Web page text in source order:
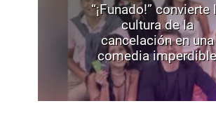
“¡Funado!” convierte
cultura de la
cancelación en una
comedia imperdible